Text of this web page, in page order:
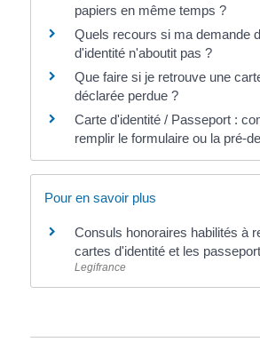
papiers en même temps ?
Quels recours si ma demande
d'identité n'aboutit pas ?
Que faire si je retrouve une
déclarée perdue ?
Carte d'identité / Passeport :
remplir le formulaire ou la pré-
Pour en savoir plus
Consuls honoraires habilités à
cartes d'identité et les
Legifrance